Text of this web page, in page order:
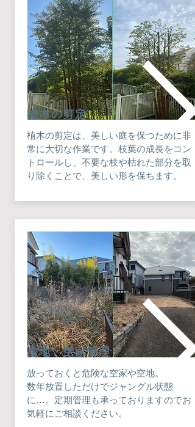
植木の剪定
植木の剪定は、美しい庭を保つために非
常に大切な作業です。枝葉の成長をコン
トロールし、不要な枝や枯れた部分を取
り除くことで、美しい形を保ちます。
​空地・空家管理
放っておくと危険な空家や空地。
​数年放置しただけでジャングル状態
に…。定期管理も承っておりますのでお
気軽にご相談ください。